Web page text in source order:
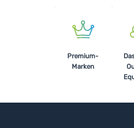
Premium-
Marken